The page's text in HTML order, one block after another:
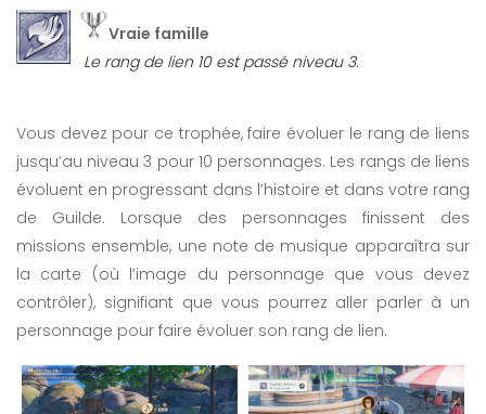
Vraie famille
Le rang de lien 10 est passé niveau 3.
Vous devez pour ce trophée, faire évoluer le rang de liens
jusqu’au niveau 3 pour 10 personnages. Les rangs de liens
évoluent en progressant dans l’histoire et dans votre rang
de Guilde. Lorsque des personnages finissent des
missions ensemble, une note de musique apparaîtra sur
la carte (où l’image du personnage que vous devez
contrôler), signifiant que vous pourrez aller parler à un
personnage pour faire évoluer son rang de lien.